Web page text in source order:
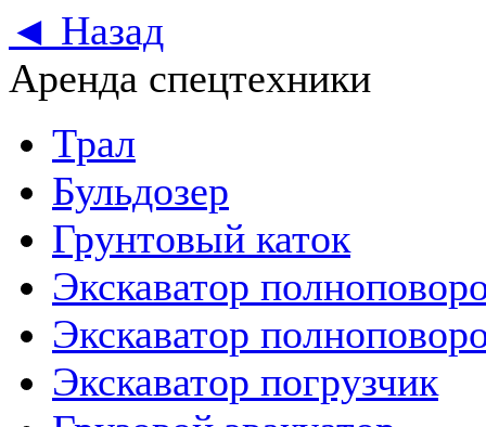
◄ Назад
Аренда спецтехники
Трал
Бульдозер
Грунтовый каток
Экскаватор
Экскаватор
Экскаватор погрузчик